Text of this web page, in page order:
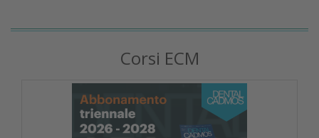
Corsi ECM